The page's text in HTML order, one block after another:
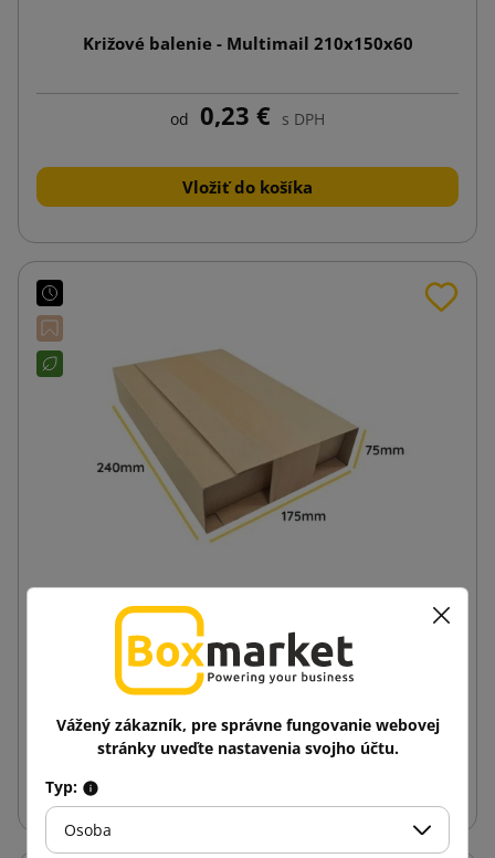
Križové balenie - Multimail 210x150x60
od 0,23 € s DPH
Vložiť do košíka
Križové balenie - Multimail 240x175x75
0,15 €
Vážený zákazník, pre správne fungovanie webovej
stránky uveďte nastavenia svojho účtu.
Typ:
Osoba